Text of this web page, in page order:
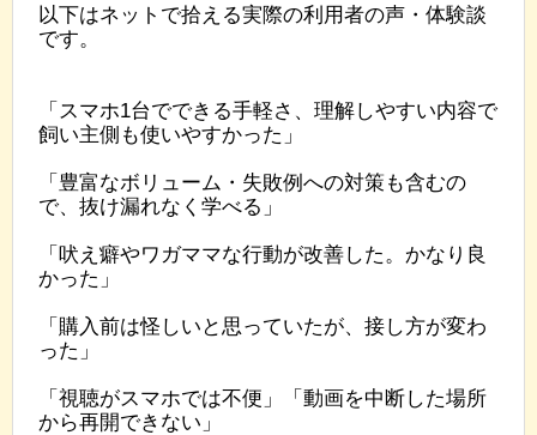
以下はネットで拾える実際の利用者の声・体験談
です。
「スマホ1台でできる手軽さ、理解しやすい内容で
飼い主側も使いやすかった」
「豊富なボリューム・失敗例への対策も含むの
で、抜け漏れなく学べる」
「吠え癖やワガママな行動が改善した。かなり良
かった」
「購入前は怪しいと思っていたが、接し方が変わ
った」
「視聴がスマホでは不便」「動画を中断した場所
から再開できない」